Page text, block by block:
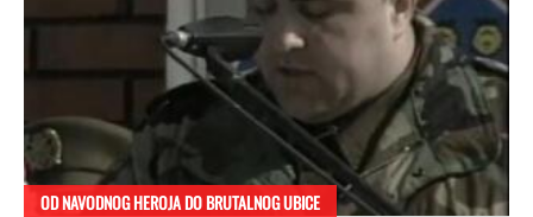
OD NAVODNOG HEROJA DO BRUTALNOG UBICE